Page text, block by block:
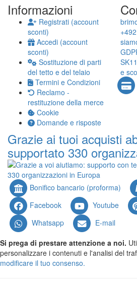
Informazioni
Registrati (account
sconti)
Accedi (account
sconti)
Sostituzione di parti
del tetto e del telaio
Termini e Condizioni
Reclamo -
restituzione della merce
Cookie
Domande e risposte
e
Grazie ai tuoi acquisti
supportato 330
Bonifico bancario (proforma)
Facebook
Youtube
Whatsapp
E-mail
Si prega di prestare attenzione a noi.
personalizzare i contenuti e l'analisi del
modificare il tuo consenso.